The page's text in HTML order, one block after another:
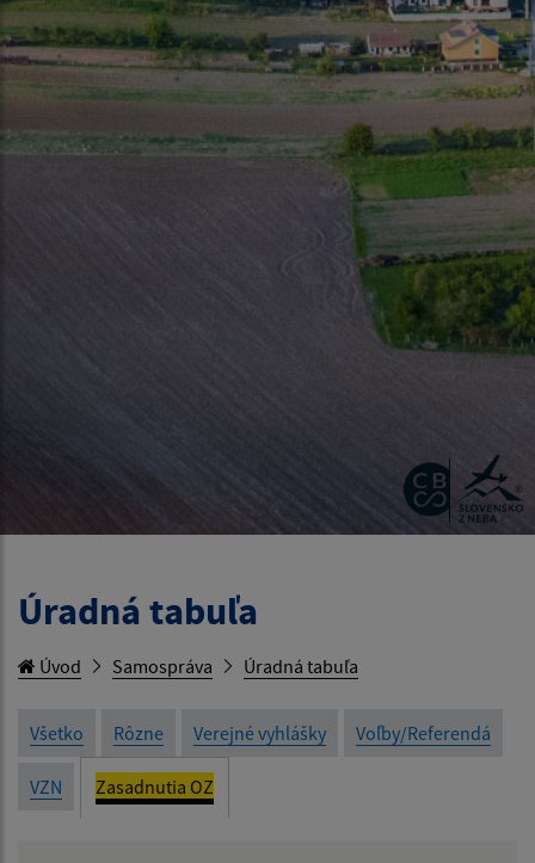
Úradná tabuľa
Úvod Samospráva Úradná tabuľa
Všetko Rôzne Verejné vyhlášky Voľby/Referendá
VZN Zasadnutia OZ